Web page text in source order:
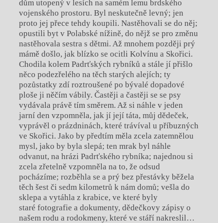
dům utopený v lesích na samém lemu brdského
vojenského prostoru. Byl neskutečně levný; jen
proto jej přece tehdy koupili. Nastěhovali se do něj;
opustili byt v Polabské nížině, do nějž se pro změnu
nastěhovala sestra s dětmi. Až mnohem později prý
mámě došlo, jak blízko se ocitli Kolvínu a Skořici.
Chodila kolem Padrťských rybníků a stále jí přišlo
něco podezřelého na těch starých alejích; ty
pozůstatky zdí roztroušené po bývalé dopadové
ploše ji něčím vábily. Častěji a častěji se se psy
vydávala právě tím směrem. Až si náhle v jeden
jarní den vzpomněla, jak jí její táta, můj dědeček,
vyprávěl o prázdninách, které trávíval u příbuzných
ve Skořici. Jako by předtím měla zcela zatemnělou
mysl, jako by byla slepá; ten mrak byl náhle
odvanut, na hrázi Padrťského rybníka; najednou si
zcela zřetelně vzpomněla na to, že odsud
pocházíme; rozběhla se a prý bez přestávky běžela
těch šest či sedm kilometrů k nám domů; vešla do
sklepa a vytáhla z krabice, ve které byly
staré fotografie a dokumenty, dědečkovy zápisy o
našem rodu a rodokmeny, které ve stáří nakreslil…